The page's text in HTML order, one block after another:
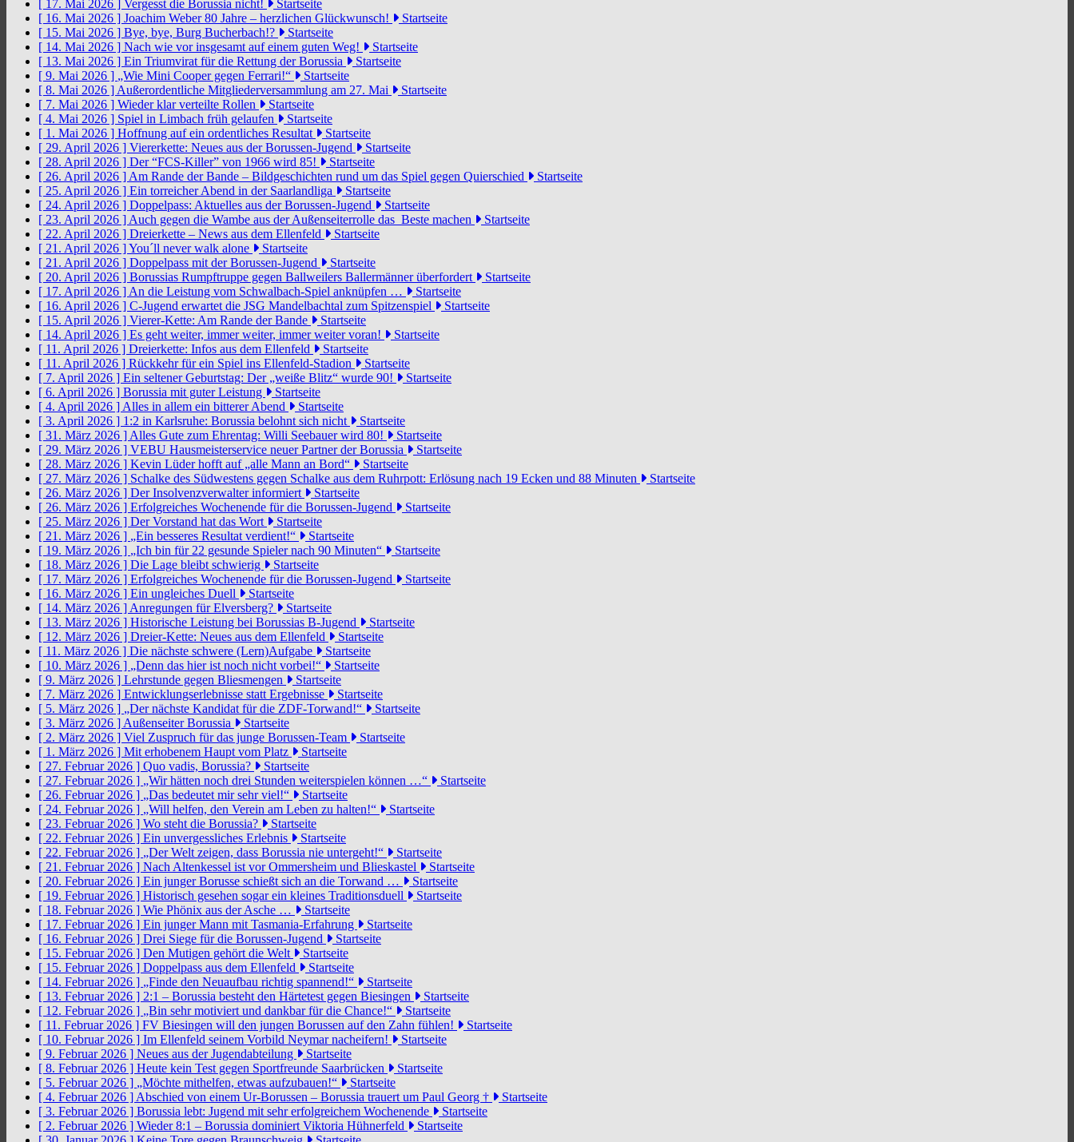
[ 17. Mai 2026 ] Vergesst die Borussia nicht!
Startseite
[ 16. Mai 2026 ] Joachim Weber 80 Jahre – herzlichen Glückwunsch!
Startseite
[ 15. Mai 2026 ] Bye, bye, Burg Bucherbach!?
Startseite
[ 14. Mai 2026 ] Nach wie vor insgesamt auf einem guten Weg!
Startseite
[ 13. Mai 2026 ] Ein Triumvirat für die Rettung der Borussia
Startseite
[ 9. Mai 2026 ] „Wie Mini Cooper gegen Ferrari!“
Startseite
[ 8. Mai 2026 ] Außerordentliche Mitgliederversammlung am 27. Mai
Startseite
[ 7. Mai 2026 ] Wieder klar verteilte Rollen
Startseite
[ 4. Mai 2026 ] Spiel in Limbach früh gelaufen
Startseite
[ 1. Mai 2026 ] Hoffnung auf ein ordentliches Resultat
Startseite
[ 29. April 2026 ] Viererkette: Neues aus der Borussen-Jugend
Startseite
[ 28. April 2026 ] Der “FCS-Killer” von 1966 wird 85!
Startseite
[ 26. April 2026 ] Am Rande der Bande – Bildgeschichten rund um das Spiel gegen Quierschied
Startseite
[ 25. April 2026 ] Ein torreicher Abend in der Saarlandliga
Startseite
[ 24. April 2026 ] Doppelpass: Aktuelles aus der Borussen-Jugend
Startseite
[ 23. April 2026 ] Auch gegen die Wambe aus der Außenseiterrolle das Beste machen
Startseite
[ 22. April 2026 ] Dreierkette – News aus dem Ellenfeld
Startseite
[ 21. April 2026 ]You´ll never walk alone
Startseite
[ 21. April 2026 ] Doppelpass mit der Borussen-Jugend
Startseite
[ 20. April 2026 ] Borussias Rumpftruppe gegen Ballweilers Ballermänner überfordert
Startseite
[ 17. April 2026 ] An die Leistung vom Schwalbach-Spiel anknüpfen …
Startseite
[ 16. April 2026 ] C-Jugend erwartet die JSG Mandelbachtal zum Spitzenspiel
Startseite
[ 15. April 2026 ] Vierer-Kette: Am Rande der Bande
Startseite
[ 14. April 2026 ] Es geht weiter, immer weiter, immer weiter voran!
Startseite
[ 11. April 2026 ] Dreierkette: Infos aus dem Ellenfeld
Startseite
[ 11. April 2026 ] Rückkehr für ein Spiel ins Ellenfeld-Stadion
Startseite
[ 7. April 2026 ] Ein seltener Geburtstag: Der „weiße Blitz“ wurde 90!
Startseite
[ 6. April 2026 ] Borussia mit guter Leistung
Startseite
[ 4. April 2026 ] Alles in allem ein bitterer Abend
Startseite
[ 3. April 2026 ] 1:2 in Karlsruhe: Borussia belohnt sich nicht
Startseite
[ 31. März 2026 ] Alles Gute zum Ehrentag: Willi Seebauer wird 80!
Startseite
[ 29. März 2026 ] VEBU Hausmeisterservice neuer Partner der Borussia
Startseite
[ 28. März 2026 ] Kevin Lüder hofft auf „alle Mann an Bord“
Startseite
[ 27. März 2026 ] Schalke des Südwestens gegen Schalke aus dem Ruhrpott: Erlösung nach 19 Ecken und 88 Minuten
Startseite
[ 26. März 2026 ] Der Insolvenzverwalter informiert
Startseite
[ 26. März 2026 ] Erfolgreiches Wochenende für die Borussen-Jugend
Startseite
[ 25. März 2026 ] Der Vorstand hat das Wort
Startseite
[ 21. März 2026 ] „Ein besseres Resultat verdient!“
Startseite
[ 19. März 2026 ] „Ich bin für 22 gesunde Spieler nach 90 Minuten“
Startseite
[ 18. März 2026 ] Die Lage bleibt schwierig
Startseite
[ 17. März 2026 ] Erfolgreiches Wochenende für die Borussen-Jugend
Startseite
[ 16. März 2026 ] Ein ungleiches Duell
Startseite
[ 14. März 2026 ] Anregungen für Elversberg?
Startseite
[ 13. März 2026 ] Historische Leistung bei Borussias B-Jugend
Startseite
[ 12. März 2026 ] Dreier-Kette: Neues aus dem Ellenfeld
Startseite
[ 11. März 2026 ] Die nächste schwere (Lern)Aufgabe
Startseite
[ 10. März 2026 ] „Denn das hier ist noch nicht vorbei!“
Startseite
[ 9. März 2026 ] Lehrstunde gegen Bliesmengen
Startseite
[ 7. März 2026 ] Entwicklungserlebnisse statt Ergebnisse
Startseite
[ 5. März 2026 ] „Der nächste Kandidat für die ZDF-Torwand!“
Startseite
[ 3. März 2026 ] Außenseiter Borussia
Startseite
[ 2. März 2026 ] Viel Zuspruch für das junge Borussen-Team
Startseite
[ 1. März 2026 ] Mit erhobenem Haupt vom Platz
Startseite
[ 27. Februar 2026 ] Quo vadis, Borussia?
Startseite
[ 27. Februar 2026 ] „Wir hätten noch drei Stunden weiterspielen können …“
Startseite
[ 26. Februar 2026 ] „Das bedeutet mir sehr viel!“
Startseite
[ 24. Februar 2026 ] „Will helfen, den Verein am Leben zu halten!“
Startseite
[ 23. Februar 2026 ] Wo steht die Borussia?
Startseite
[ 22. Februar 2026 ] Ein unvergessliches Erlebnis
Startseite
[ 22. Februar 2026 ] „Der Welt zeigen, dass Borussia nie untergeht!“
Startseite
[ 21. Februar 2026 ] Nach Altenkessel ist vor Ommersheim und Blieskastel
Startseite
[ 20. Februar 2026 ] Ein junger Borusse schießt sich an die Torwand …
Startseite
[ 19. Februar 2026 ] Historisch gesehen sogar ein kleines Traditionsduell
Startseite
[ 18. Februar 2026 ] Wie Phönix aus der Asche …
Startseite
[ 17. Februar 2026 ] Ein junger Mann mit Tasmania-Erfahrung
Startseite
[ 16. Februar 2026 ] Drei Siege für die Borussen-Jugend
Startseite
[ 15. Februar 2026 ] Den Mutigen gehört die Welt
Startseite
[ 15. Februar 2026 ] Doppelpass aus dem Ellenfeld
Startseite
[ 14. Februar 2026 ] „Finde den Neuaufbau richtig spannend!“
Startseite
[ 13. Februar 2026 ] 2:1 – Borussia besteht den Härtetest gegen Biesingen
Startseite
[ 12. Februar 2026 ] „Bin sehr motiviert und dankbar für die Chance!“
Startseite
[ 11. Februar 2026 ] FV Biesingen will den jungen Borussen auf den Zahn fühlen!
Startseite
[ 10. Februar 2026 ] Im Ellenfeld seinem Vorbild Neymar nacheifern!
Startseite
[ 9. Februar 2026 ] Neues aus der Jugendabteilung
Startseite
[ 8. Februar 2026 ] Heute kein Test gegen Sportfreunde Saarbrücken
Startseite
[ 5. Februar 2026 ] „Möchte mithelfen, etwas aufzubauen!“
Startseite
[ 4. Februar 2026 ] Abschied von einem Ur-Borussen – Borussia trauert um Paul Georg †
Startseite
[ 3. Februar 2026 ] Borussia lebt: Jugend mit sehr erfolgreichem Wochenende
Startseite
[ 2. Februar 2026 ] Wieder 8:1 – Borussia dominiert Viktoria Hühnerfeld
Startseite